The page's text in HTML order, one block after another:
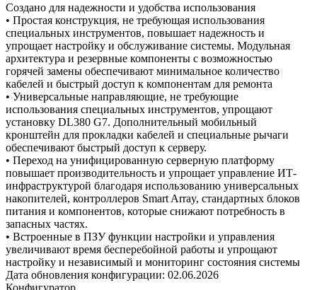
Создано для надежности и удобства использования
• Простая конструкция, не требующая использования
специальных инструментов, повышает надежность и
упрощает настройку и обслуживание системы. Модульная
архитектура и резервные компоненты с возможностью
горячей замены обеспечивают минимальное количество
кабелей и быстрый доступ к компонентам для ремонта
• Универсальные направляющие, не требующие
использования специальных инструментов, упрощают
установку DL380 G7. Дополнительный мобильный
кронштейн для прокладки кабелей и специальные рычаги
обеспечивают быстрый доступ к серверу.
• Переход на унифицированную серверную платформу
повышает производительность и упрощает управление ИТ-
инфраструктурой благодаря использованию универсальных
накопителей, контроллеров Smart Array, стандартных блоков
питания и компонентов, которые снижают потребность в
запасных частях.
• Встроенные в ПЗУ функции настройки и управления
увеличивают время бесперебойной работы и упрощают
настройку и независимый и мониторинг состояния системы
Дата обновления конфигурации: 02.06.2026
Конфигуратор